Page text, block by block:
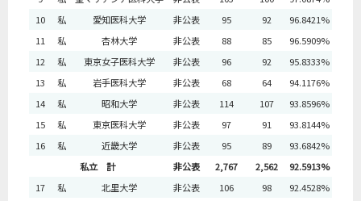
10
私 愛知医科大学 非公表 95 92
96.8421%
11
私 杏林大学 非公表 88 85
96.5909%
12
私 東京女子医科大学 非公表 96 92
95.8333%
13
私 岩手医科大学 非公表 68 64
94.1176%
14
私 昭和大学 非公表 114 107
93.8596%
15
私 東京医科大学 非公表 97 91
93.8144%
16
私 近畿大学 非公表 95 89
93.6842%
私立 計
非公表 2,767 2,562
92.5913%
17
私 北里大学 非公表 106 98
92.4528%